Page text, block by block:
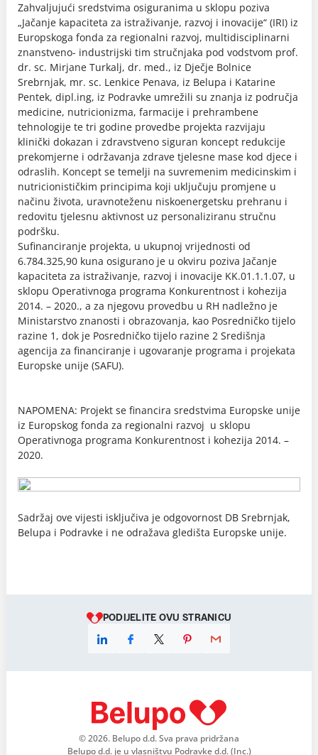
Zahvaljujući sredstvima osiguranima u sklopu poziva
„Jačanje kapaciteta za istraživanje, razvoj i inovacije“ (IRI) iz
Europskoga fonda za regionalni razvoj, multidisciplinarni
znanstveno- industrijski tim stručnjaka pod vodstvom prof.
dr. sc. Mirjane Turkalj, dr. med., iz Dječje Bolnice
Srebrnjak, mr. sc. Lenkice Penava, iz Belupa i Katarine
Pentek, dipl.ing, iz Podravke umrežili su znanja iz područja
medicine, nutricionizma, farmacije i prehrambene
tehnologije te tri godine provedbe projekta razvijaju
klinički dokazan i zdravstveno siguran koncept redukcije
prekomjerne i održavanja zdrave tjelesne mase kod djece i
odraslih. Koncept se temelji na suvremenim medicinskim i
nutricionističkim principima koji uključuju promjene u
načinu života, uravnoteženu niskoenergetsku prehranu i
redovitu tjelesnu aktivnost uz personaliziranu stručnu
podršku.
Sufinanciranje projekta, u ukupnoj vrijednosti od
6.784.325,90 kuna osigurano je u okviru poziva Jačanje
kapaciteta za istraživanje, razvoj i inovacije KK.01.1.1.07, u
sklopu Operativnoga programa Konkurentnost i kohezija
2014. – 2020., a za njegovu provedbu u RH nadležno je
Ministarstvo znanosti i obrazovanja, kao Posredničko tijelo
razine 1, dok je Posredničko tijelo razine 2 Središnja
agencija za financiranje i ugovaranje programa i projekata
Europske unije (SAFU).
NAPOMENA: Projekt se financira sredstvima Europske unije
iz Europskog fonda za regionalni razvoj u sklopu
Operativnoga programa Konkurentnost i kohezija 2014. –
2020.
Sadržaj ove vijesti isključiva je odgovornost DB Srebrnjak,
Belupa i Podravke i ne odražava gledišta Europske unije.
PODIJELITE OVU STRANICU
© 2026. Belupo d.d. Sva prava pridržana
Belupo d.d. je u vlasništvu Podravke d.d. (Inc.)